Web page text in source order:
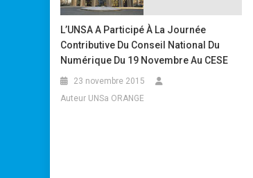
L’UNSA A Participé À La Journée
Contributive Du Conseil National Du
Numérique Du 19 Novembre Au CESE
23 novembre 2015
Auteur UNSa ORANGE